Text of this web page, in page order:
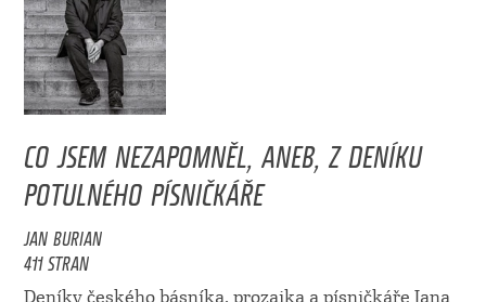
CO JSEM NEZAPOMNĚL, ANEB, Z DENÍKU
POTULNÉHO PÍSNIČKÁŘE
JAN BURIAN
411 STRAN
Deníky českého básníka, prozaika a písničkáře Jana